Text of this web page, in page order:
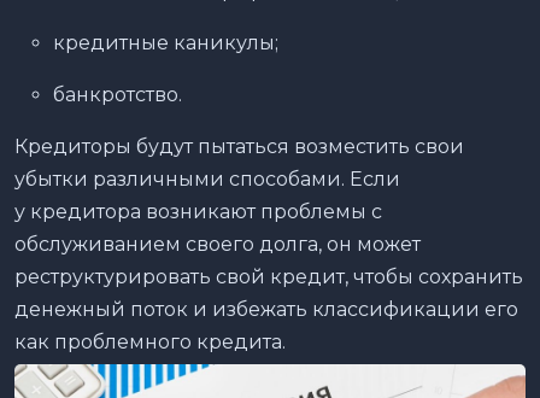
кредитные каникулы;
банкротство.
Кредиторы будут пытаться возместить свои
убытки различными способами. Если
у кредитора возникают проблемы с
обслуживанием своего долга, он может
реструктурировать свой кредит, чтобы сохранить
денежный поток и избежать классификации его
как проблемного кредита.